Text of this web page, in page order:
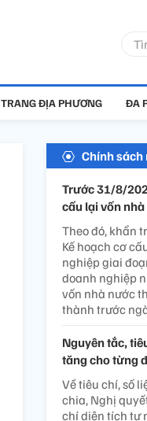
TRANG ĐỊA PHƯƠNG ĐA
Chính sách
Trước 31/8/
cấu lại vốn
Theo đó, khẩn
Kế hoạch cơ
nghiệp giai
doanh nghiệp
vốn nhà nước
thành trước
Nguyên tắc,
tăng cho từng
Về tiêu chí, số
chia, Nghị
chí diện tích tự